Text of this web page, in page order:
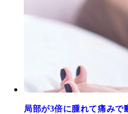
局部が3倍に腫れて痛み